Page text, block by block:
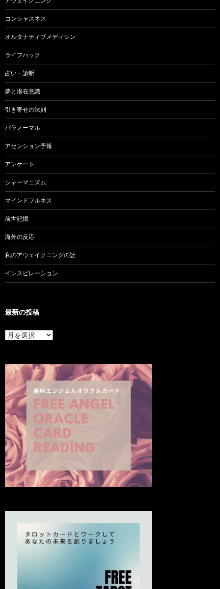
ン
コンシャスネス
オルタナティブメディシン
ライフハック
占い・診断
夢と潜在意識
引き寄せの法則
パラノーマル
アセンション予報
アンケート
シャーマニズム
マインドフルネス
前世記憶
海外の反応
私のアウェイクニングの話
インスピレーション
最新の投稿
最
新
稿